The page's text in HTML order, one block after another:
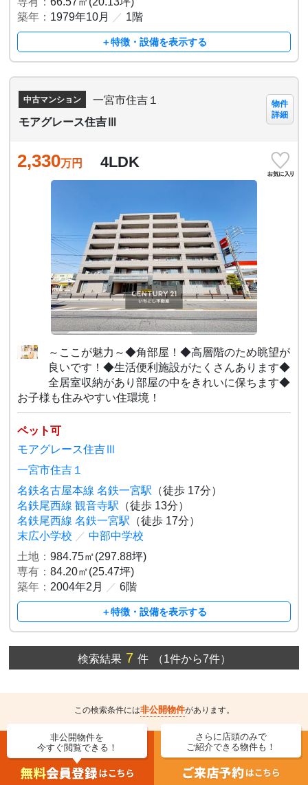
築年： 1979年10月 ／ 1階
＋特徴・設備を表示する
中古マンション
一宮市住吉１
モアグレース住吉Ⅲ
物件
詳細
2,330万円 4LDK
～ここが魅力～◆角部屋！◆高層階のため眺望が
良いです！◆生活便利施設がたくさんあります◆
全居室収納があり部屋の中をきれいに保ちます◆
お子様も住みやすい住環境！
ペット可
モアグレース住吉Ⅲ
一宮市住吉１
名鉄名古屋本線 名鉄一宮駅 （徒歩 17分）
名鉄尾西線 観音寺駅 （徒歩 13分）
名鉄尾西線 名鉄一宮駅 （徒歩 17分）
末広小学校 ／ 中部中学校
土地：984.75㎡(297.88坪)
専有：84.20㎡(25.47坪)
築年： 2004年2月 ／ 6階
＋特徴・設備を表示する
検索結果7 件 （1件から7件）
この検索条件には非公開物件があります。
非公開物件を
今すぐ閲覧できる！
さらに店頭のみで
ご紹介できる物件も！